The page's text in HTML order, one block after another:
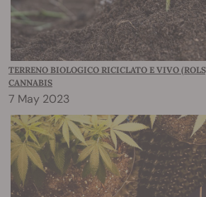
TERRENO BIOLOGICO RICICLATO E VIVO
CANNABIS
7 May 2023